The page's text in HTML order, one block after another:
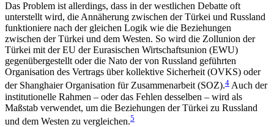
Das Problem ist allerdings, dass in der westlichen Debatte oft
unterstellt wird, die Annäherung zwi­schen der Türkei und Russland
funktioniere nach der gleichen Logik wie die Beziehungen
zwischen der Tür­kei und dem Westen. So wird die Zollunion der
Türkei mit der EU der Eurasischen Wirtschaftsunion (EWU)
gegenübergestellt oder die Nato der von Russ­land geführten
Organisation des Vertrags über kollek­tive Sicherheit (OVKS) oder
der Shanghaier Organisa­tion für Zusammenarbeit (SOZ).4 Auch der
institutionelle Rahmen – oder das Fehlen desselben – wird als
Maßstab verwendet, um die Beziehungen der Tür­kei zu Russland
und dem Westen zu vergleichen.5